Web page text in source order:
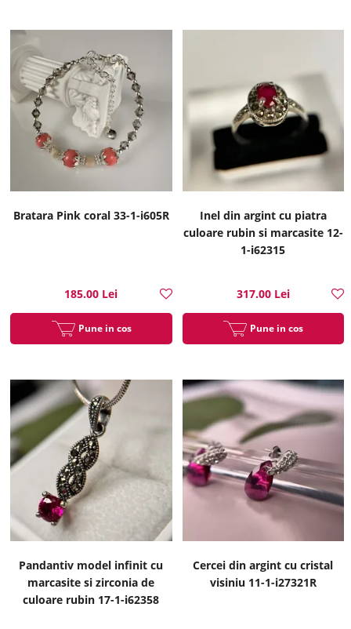
Bratara Pink coral 33-1-i605R
185.00 Lei
Pune in cos
Inel din argint cu piatra
culoare rubin si marcasite 12-
1-i62315
317.00 Lei
Pune in cos
Pandantiv model infinit cu
marcasite si zirconia de
culoare rubin 17-1-i62358
Cercei din argint cu cristal
visiniu 11-1-i27321R